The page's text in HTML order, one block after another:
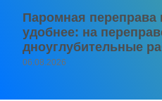
Паромная переправа
удобнее: на
дноуглубительные
06.08.2026